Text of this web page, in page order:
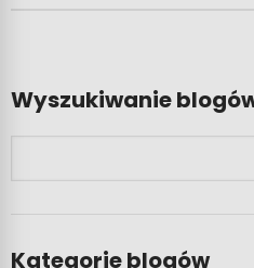
Wyszukiwanie
Kategorie blogów